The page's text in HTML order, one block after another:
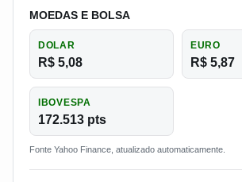
MOEDAS E BOLSA
DOLAR
R$ 5,08
EURO
R$ 5,87
IBOVESPA
172.513 pts
Fonte Yahoo Finance, atualizado automaticamente.